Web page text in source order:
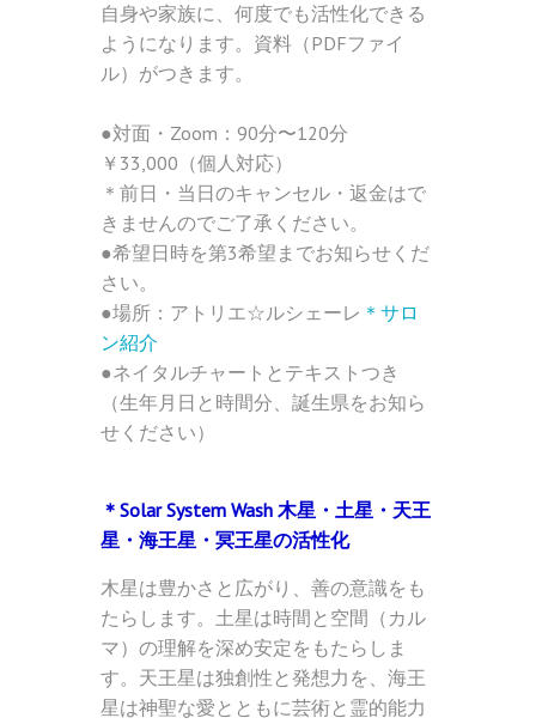
自身や家族に、何度でも活性化できる
ようになります。資料（PDFファイ
ル）がつきます。
●対面・Zoom：90分〜120分
￥33,000（個人対応）
＊前日・当日のキャンセル・返金はで
きませんのでご了承ください。
●希望日時を第3希望までお知らせくだ
さい。
●場所：アトリエ☆ルシェーレ ＊サロ
ン紹介
●ネイタルチャートとテキストつき
（生年月日と時間分、誕生県をお知ら
せください）
＊Solar System Wash 木星・土星・天王
星・海王星・冥王星の活性化
木星は豊かさと広がり、善の意識をも
たらします。土星は時間と空間（カル
マ）の理解を深め安定をもたらしま
す。天王星は独創性と発想力を、海王
星は神聖な愛とともに芸術と霊的能力